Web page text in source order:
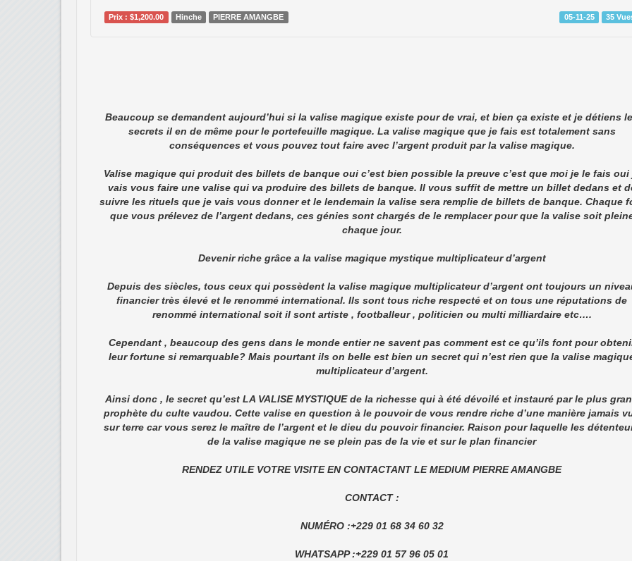
Prix : $1,200.00 Hinche PIERRE AMANGBE 05-11-25 35
Beaucoup se demandent aujourd’hui si la valise magique existe pour de vrai, et bien ça existe et je détiens
secrets il en de même pour le portefeuille magique. La valise magique que je fais est totalement sans
conséquences et vous pouvez tout faire avec l’argent produit par la valise magique.
Valise magique qui produit des billets de banque oui c’est bien possible la preuve c’est que moi je le fais oui
vais vous faire une valise qui va produire des billets de banque. Il vous suffit de mettre un billet dedans et
suivre les rituels que je vais vous donner et le lendemain la valise sera remplie de billets de banque. Chaque
que vous prélevez de l’argent dedans, ces génies sont chargés de le remplacer pour que la valise soit
chaque jour.
Devenir riche grâce a la valise magique mystique multiplicateur d’argent
Depuis des siècles, tous ceux qui possèdent la valise magique multiplicateur d’argent ont toujours un
financier très élevé et le renommé international. Ils sont tous riche respecté et on tous une réputations de
renommé international soit il sont artiste , footballeur , politicien ou multi milliardaire etc….
Cependant , beaucoup des gens dans le monde entier ne savent pas comment est ce qu’ils font pour
leur fortune si remarquable? Mais pourtant ils on belle est bien un secret qui n’est rien que la valise
multiplicateur d’argent.
Ainsi donc , le secret qu’est LA VALISE MYSTIQUE de la richesse qui à été dévoilé et instauré par le plus
prophète du culte vaudou. Cette valise en question à le pouvoir de vous rendre riche d’une manière jamais
sur terre car vous serez le maître de l’argent et le dieu du pouvoir financier. Raison pour laquelle les
de la valise magique ne se plein pas de la vie et sur le plan financier
RENDEZ UTILE VOTRE VISITE EN CONTACTANT LE MEDIUM PIERRE AMANGBE
CONTACT :
NUMÉRO :+229 01 68 34 60 32
WHATSAPP :+229 01 57 96 05 01